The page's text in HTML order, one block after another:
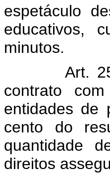
espetáculo
educativos,
minutos.
Art. 25. Na
contrato
entidades de
cento do
quantidade
direitos